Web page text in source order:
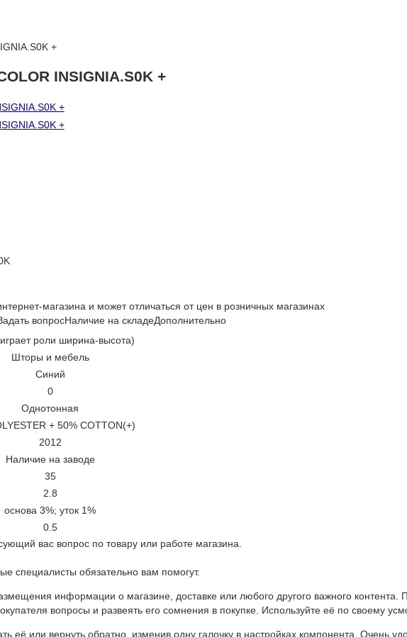
+
INSIGNIA.S0K +
магазина и может отличаться от цен в розничных магазинах
вопросНаличие на складеДополнительно
роли ширина-высота)
Шторы и мебель
Синий
0
Однотонная
+ 50% COTTON(+)
2012
Наличие на заводе
35
2.8
основа 3%; уток 1%
0.5
вас вопрос по товару или работе магазина.
специалисты обязательно вам помогут.
информации о магазине, доставке или любого другого важного контента.
вопросы и развеять его сомнения в покупке. Используйте её по своему
её или вернуть обратно, изменив одну галочку в настройках компонента. Очень